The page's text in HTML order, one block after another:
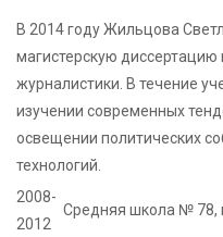
В 2014 году Жильцова
магистерскую
журналистики. В течение
изучении современных
освещении политических
технологий.
2008-
2012
Средняя школа № 78,